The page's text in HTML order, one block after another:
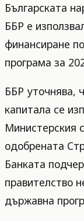
Българската
ББР е
финансиране
програма за
ББР уточнява,
капитала се
одобрената
Банката
правителство
държавна